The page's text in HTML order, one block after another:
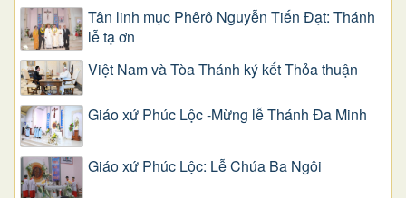
Tân linh mục Phêrô Nguyễn Tiến Đạt: Thánh
lễ tạ ơn
Việt Nam và Tòa Thánh ký kết Thỏa thuận
Giáo xứ Phúc Lộc -Mừng lễ Thánh Đa Minh
Giáo xứ Phúc Lộc: Lễ Chúa Ba Ngôi